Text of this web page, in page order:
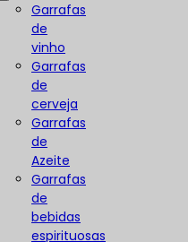
Garrafas
de
vinho
Garrafas
de
cerveja
Garrafas
de
Azeite
Garrafas
de
bebidas
espirituosas